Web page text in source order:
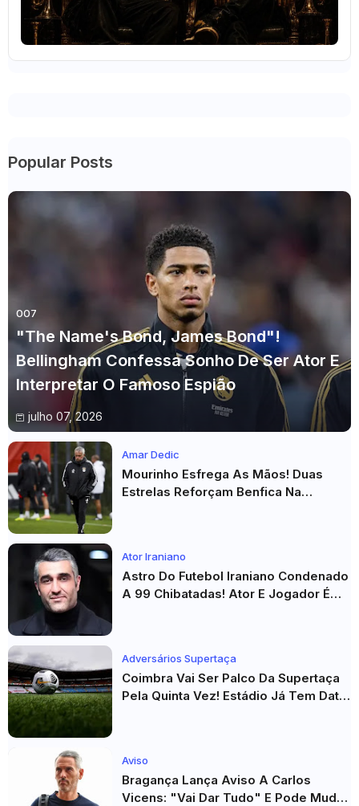
Popular Posts
007
"The Name's Bond, James Bond"!
Bellingham Confessa Sonho De Ser Ator E
Interpretar O Famoso Espião
julho 07, 2026
Amar Dedic
Mourinho Esfrega As Mãos! Duas
Estrelas Reforçam Benfica Na
Ator Iraniano
Astro Do Futebol Iraniano Condenado
A 99 Chibatadas! Ator E Jogador É
Adversários Supertaça
Coimbra Vai Ser Palco Da Supertaça
Pela Quinta Vez! Estádio Já Tem Data
Aviso
Bragança Lança Aviso A Carlos
Vicens: "Vai Dar Tudo" E Pode Mudar